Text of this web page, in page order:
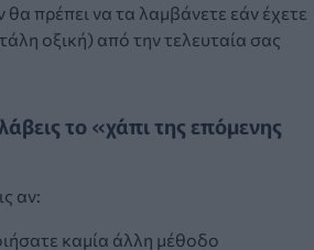
θα πρέπει να τα λαμβάνετε εάν έχετε
οξική) από την τελευταία σας
το «χάπι της επόμενης
αν:
καμία άλλη μέθοδο